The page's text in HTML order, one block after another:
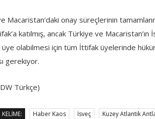
Macaristan’daki onay süreçlerinin
katılmış, ancak Türkiye ve
üye olabilmesi için tüm İttifak üyelerinde
gerekiyor.
Türkçe)
Haber Kaos İsveç Kuzey Atlantik